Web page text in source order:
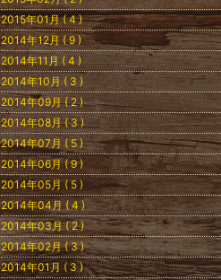
2015年01月 ( 4 )
2014年12月 ( 9 )
2014年11月 ( 4 )
2014年10月 ( 3 )
2014年09月 ( 2 )
2014年08月 ( 3 )
2014年07月 ( 5 )
2014年06月 ( 9 )
2014年05月 ( 5 )
2014年04月 ( 4 )
2014年03月 ( 2 )
2014年02月 ( 3 )
2014年01月 ( 3 )